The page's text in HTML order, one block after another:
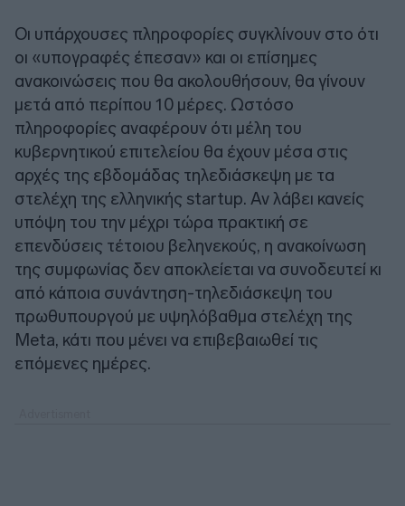
Οι υπάρχουσες πληροφορίες συγκλίνουν στο ότι
οι «υπογραφές έπεσαν» και οι επίσημες
ανακοινώσεις που θα ακολουθήσουν, θα γίνουν
μετά από περίπου 10 μέρες. Ωστόσο
πληροφορίες αναφέρουν ότι μέλη του
κυβερνητικού επιτελείου θα έχουν μέσα στις
αρχές της εβδομάδας τηλεδιάσκεψη με τα
στελέχη της ελληνικής startup. Αν λάβει κανείς
υπόψη του την μέχρι τώρα πρακτική σε
επενδύσεις τέτοιου βεληνεκούς, η ανακοίνωση
της συμφωνίας δεν αποκλείεται να συνοδευτεί κι
από κάποια συνάντηση-τηλεδιάσκεψη του
πρωθυπουργού με υψηλόβαθμα στελέχη της
Meta, κάτι που μένει να επιβεβαιωθεί τις
επόμενες ημέρες.